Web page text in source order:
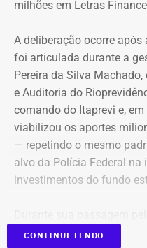
Declaração de bens
milhões em Letras
A deliberação ocorre após
foi articulada durante a
Pereira da Silva
e Auditoria do
comando do Itaprevi e,
viabilizou os aportes
— repetindo o mesmo
alvo da Polícia Federal na
investimentos do fundo
Itaguaí, a ex-gerente do
CONTINUE LENDO